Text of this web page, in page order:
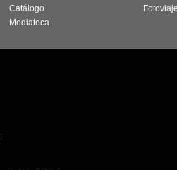
Catálogo
Mediateca